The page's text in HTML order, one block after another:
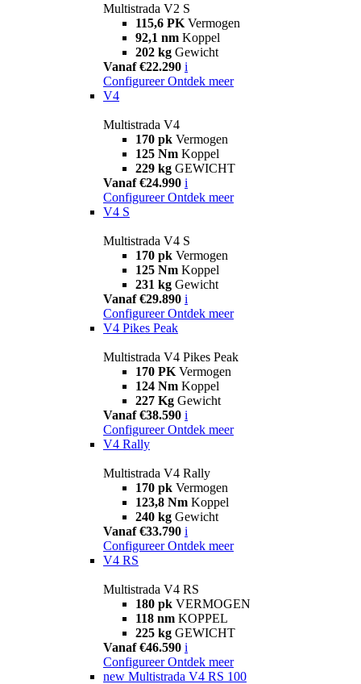
Multistrada V2 S
115,6 PK Vermogen
92,1 nm Koppel
202 kg Gewicht
Vanaf €22.290 i
Configureer Ontdek meer
V4
Multistrada V4
170 pk Vermogen
125 Nm Koppel
229 kg GEWICHT
Vanaf €24.990 i
Configureer Ontdek meer
V4 S
Multistrada V4 S
170 pk Vermogen
125 Nm Koppel
231 kg Gewicht
Vanaf €29.890 i
Configureer Ontdek meer
V4 Pikes Peak
Multistrada V4 Pikes Peak
170 PK Vermogen
124 Nm Koppel
227 Kg Gewicht
Vanaf €38.590 i
Configureer Ontdek meer
V4 Rally
Multistrada V4 Rally
170 pk Vermogen
123,8 Nm Koppel
240 kg Gewicht
Vanaf €33.790 i
Configureer Ontdek meer
V4 RS
Multistrada V4 RS
180 pk VERMOGEN
118 nm KOPPEL
225 kg GEWICHT
Vanaf €46.590 i
Configureer Ontdek meer
new Multistrada V4 RS 100